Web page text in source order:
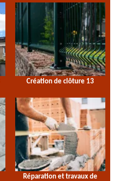
Création de clôture 13
Réparation et travaux de